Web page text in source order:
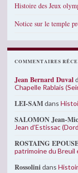
Histoire des Jeux
Notice sur le temple
COMMENTAIRES
Jean Bernard Duval
Chapelle Rablais
LEI-SAMdans
SALOMON Jean-
Jean d’Estissac
ROSTAING
patrimoine du Breuil
Rossolinidans